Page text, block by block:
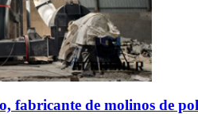
fabricante de molinos de